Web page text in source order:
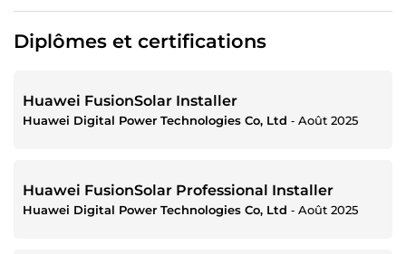
Diplômes et certifications
Huawei FusionSolar Installer
Huawei Digital Power Technologies Co, Ltd ‐ Août 2025
Huawei FusionSolar Professional Installer
Huawei Digital Power Technologies Co, Ltd ‐ Août 2025